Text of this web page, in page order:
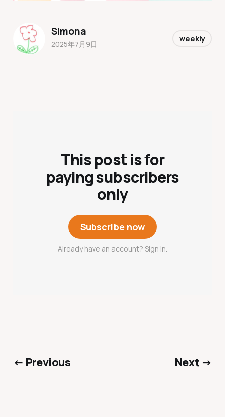
This post is for
paying subscribers
only
Subscribe now
Already have an account? Sign in.
Simona
2025年7月9日
weekly
← Previous Next →